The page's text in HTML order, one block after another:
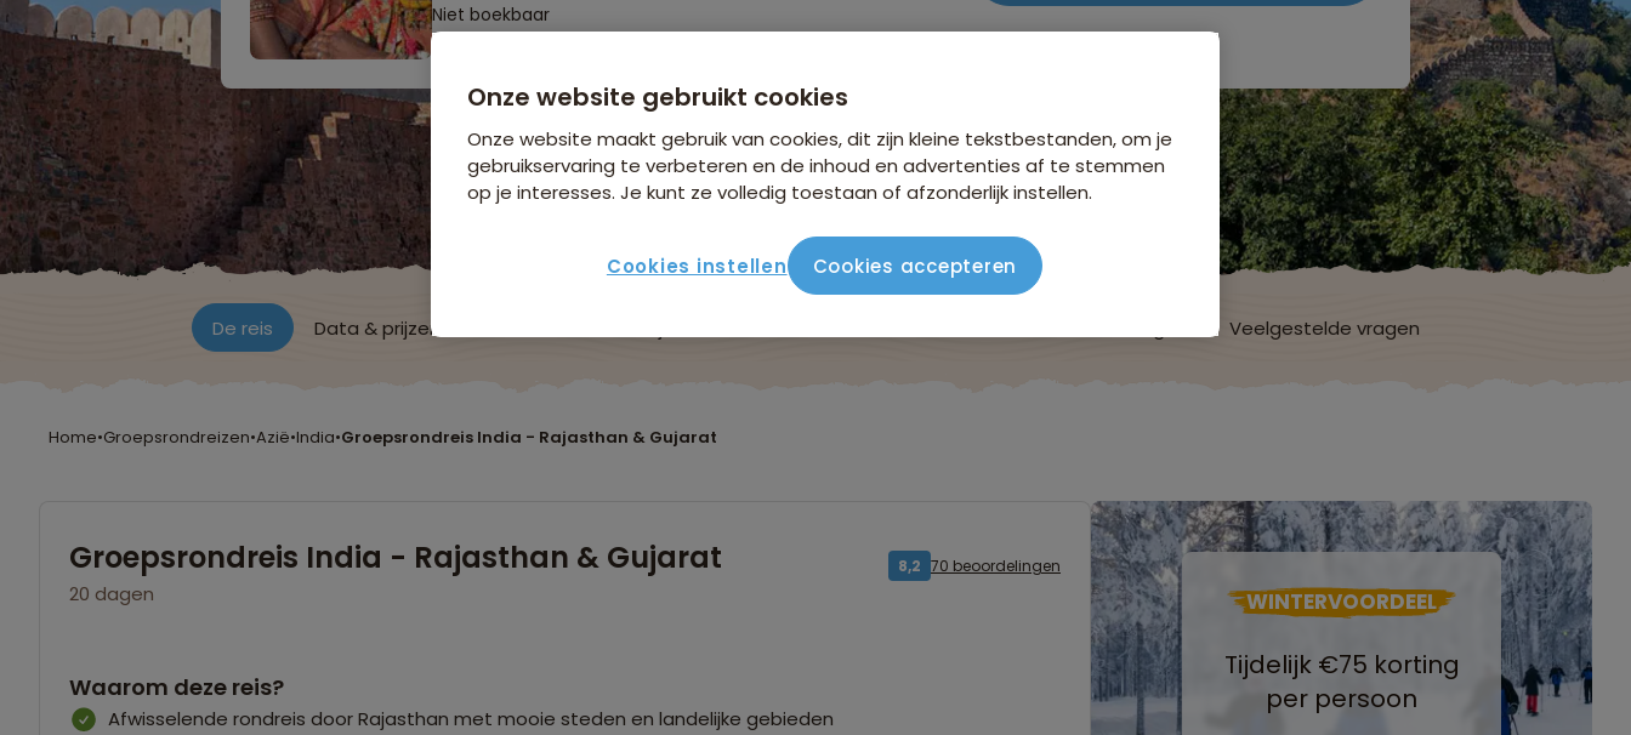
Niet boekbaar
De reis Data & prijzen Veelgestelde vragen
Home•Groepsrondreizen•Azië•India•Groepsrondreis India - Rajasthan & Gujarat
Groepsrondreis India - Rajasthan & Gujarat
20 dagen
8,2 70 beoordelingen
Waarom deze reis?
Afwisselende rondreis door Rajasthan met mooie steden en landelijke gebieden
WINTERVOORDEEL
Tijdelijk €75 korting
per persoon
Onze website gebruikt cookies
Onze website maakt gebruik van cookies, dit zijn kleine tekstbestanden, om je
gebruikservaring te verbeteren en de inhoud en advertenties af te stemmen
op je interesses. Je kunt ze volledig toestaan of afzonderlijk instellen.
Cookies instellen Cookies accepteren